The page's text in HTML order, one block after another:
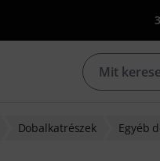
Dobalkatrészek Egyéb